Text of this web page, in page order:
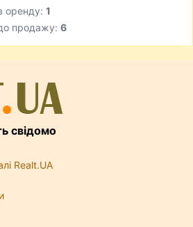
оренду: 1
продажу: 6
свідомо
Realt.UA